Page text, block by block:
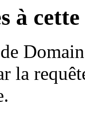
à
la